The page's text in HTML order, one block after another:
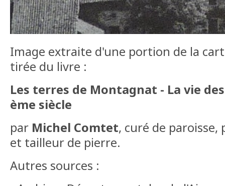
Image extraite d'une portion de la
tirée du livre :
Les terres de Montagnat - La vie
ème siècle
par Michel Comtet, curé de
et tailleur de pierre.
Autres sources :